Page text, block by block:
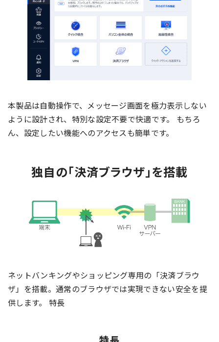
本製品は自動操作で、メッセージ画面を極力表示しない
ように設計され、特別な設定不要で快適です。 もちろ
ん、設定したい機能へのアクセスも簡単です。
独自の「決済ブラウザ」を搭載
ネットバンキングやショッピング専用の「決済ブラウ
ザ」を搭載。通常のブラウザでは実現できない安全を提
供します。 特長